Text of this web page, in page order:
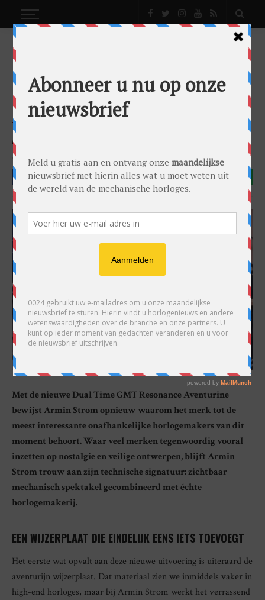
ARMIN STROM IN AVENTURIJN
News by 0024 Editorial Team Armin Strom
FACEBOOK
Met de nieuwe Dual Time GMT Resonance Aventurine
bewijst Armin Strom opnieuw waarom het merk tot de
meest interessante onafhankelijke horlogemakers van dit
moment behoort. Waar veel merken tegenwoordig vooral
inzetten op nostalgie en veilige ontwerpen, blijft Armin
Strom trouw aan zijn technische signatuur: zichtbaar
mechanisch spektakel gecombineerd met échte
horlogemakerij.
EEN WIJZERPLAAT DIE EINDELIJK EENS IETS TOEVOEGT
Het eerste wat opvalt aan deze nieuwe uitvoering is uiteraard de
aventurijn wijzerplaat. Dat materiaal zien we inmiddels vaker in
high-end horloges, maar bij Armin Strom werkt het verrassend